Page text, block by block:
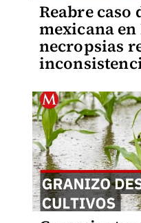
Reabre caso
mexicana
necropsias